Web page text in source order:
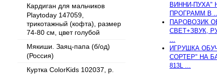
Кардиган для мальчиков
Playtoday 147059,
трикотажный (кофта), размер
74-80 см, цвет голубой
Мякиши. Заяц-папа (б/од)
(Россия)
Куртка ColorKids 102037, р.
ВИННИ-ПУХА"
ПРОГРАММ В
ПАРОВОЗИК
СВЕТ+ЗВУК,
ИГРУШКА
СОРТЕР" НА
813L ...